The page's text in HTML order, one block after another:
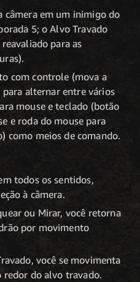
câmera em um inimigo do
5; o Alvo Travado
para as
com controle (mova a
alternar entre vários
mouse e teclado (botão
e roda do mouse para
como meios de comando.
todos os sentidos,
à câmera.
ou Mirar, você retorna
por movimento
você se movimenta
redor do alvo travado.